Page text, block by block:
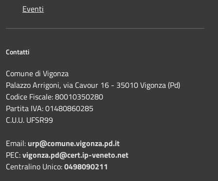
Eventi
Contatti
Comune di Vigonza
Palazzo Arrigoni, via Cavour 16 - 35010 Vigonza (Pd)
Codice Fiscale: 80010350280
Partita IVA: 01480860285
C.U.U. UFSR99
Email: urp@comune.vigonza.pd.it
PEC:vigonza.pd@cert.ip-veneto.net
Centralino Unico:0498090211